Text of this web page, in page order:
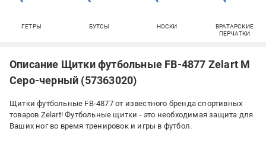
ГЕТРЫ БУТСЫ НОСКИ
ВРАТАРСКИЕ
ПЕРЧАТКИ
Описание Щитки футбольные FB-4877 Zelart M
Серо-черный (57363020)
Щитки футбольные FB-4877 от известного бренда спортивных
товаров Zelart! Футбольные щитки - это необходимая защита для
Ваших ног во время тренировок и игры в футбол.